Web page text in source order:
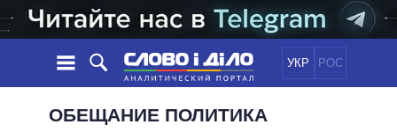
УКР РОС
НОВОСТИ
ОБЕЩАНИЕ ПОЛИТИКА